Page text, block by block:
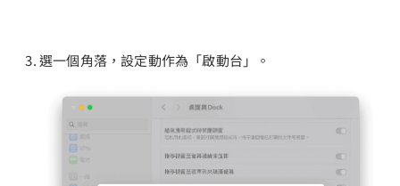
選一個角落，設定動作為「啟動台」。